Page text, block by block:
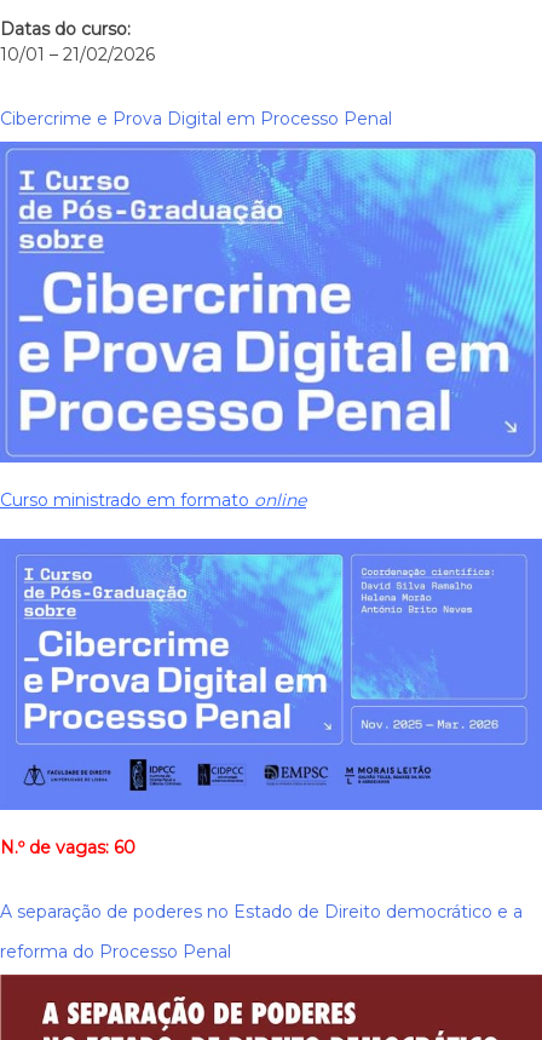
Datas do curso:
10/01 – 21/02/2026
Cibercrime e Prova Digital em Processo Penal
Curso ministrado em formato online
N.º de vagas: 60
A separação de poderes no Estado de Direito democrático e a
reforma do Processo Penal